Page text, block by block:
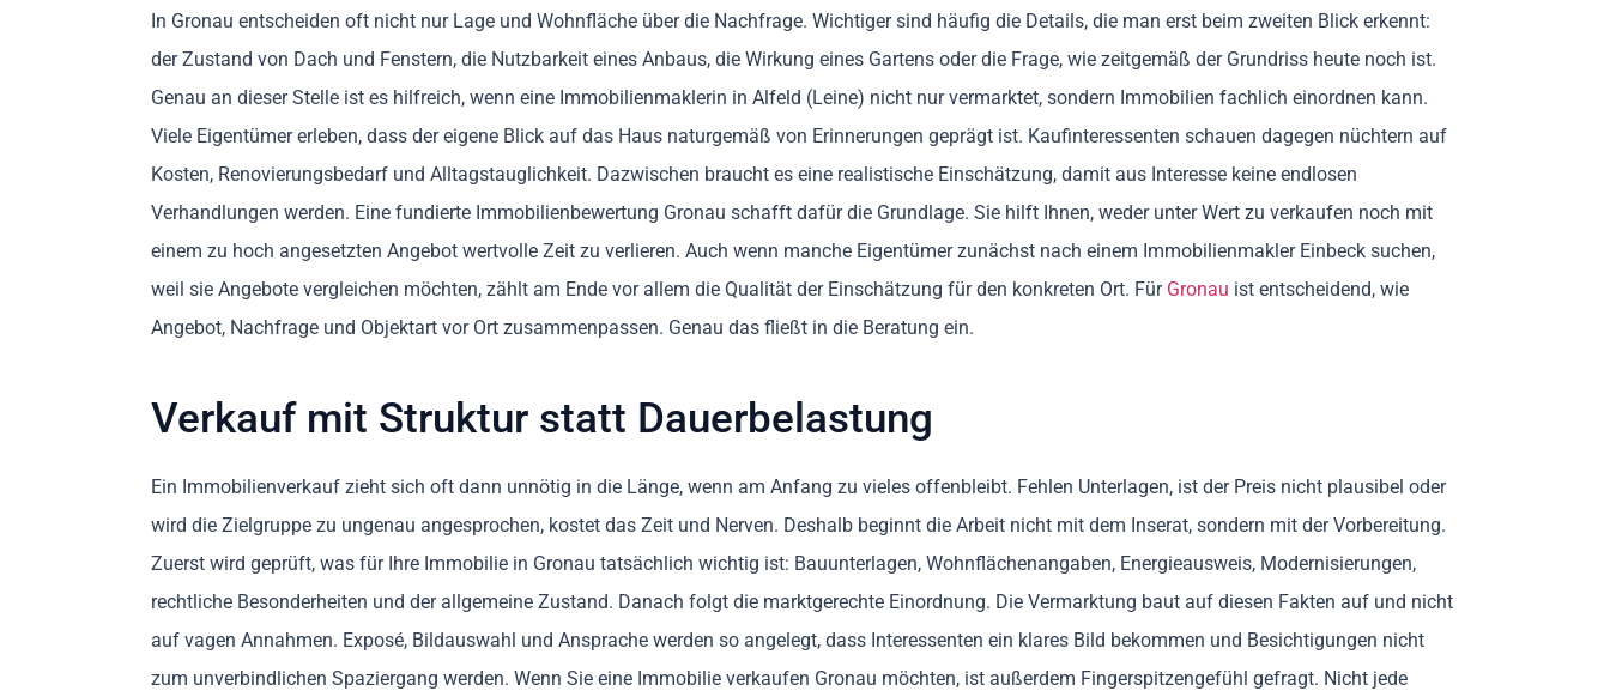
In Gronau entscheiden oft nicht nur Lage und Wohnfläche über die Nachfrage. Wichtiger sind häufig die Details, die man erst beim zweiten Blick erkennt:
der Zustand von Dach und Fenstern, die Nutzbarkeit eines Anbaus, die Wirkung eines Gartens oder die Frage, wie zeitgemäß der Grundriss heute noch ist.
Genau an dieser Stelle ist es hilfreich, wenn eine Immobilienmaklerin in Alfeld (Leine) nicht nur vermarktet, sondern Immobilien fachlich einordnen kann.
Viele Eigentümer erleben, dass der eigene Blick auf das Haus naturgemäß von Erinnerungen geprägt ist. Kaufinteressenten schauen dagegen nüchtern auf
Kosten, Renovierungsbedarf und Alltagstauglichkeit. Dazwischen braucht es eine realistische Einschätzung, damit aus Interesse keine endlosen
Verhandlungen werden. Eine fundierte Immobilienbewertung Gronau schafft dafür die Grundlage. Sie hilft Ihnen, weder unter Wert zu verkaufen noch mit
einem zu hoch angesetzten Angebot wertvolle Zeit zu verlieren. Auch wenn manche Eigentümer zunächst nach einem Immobilienmakler Einbeck suchen,
weil sie Angebote vergleichen möchten, zählt am Ende vor allem die Qualität der Einschätzung für den konkreten Ort. Für Gronau ist entscheidend, wie
Angebot, Nachfrage und Objektart vor Ort zusammenpassen. Genau das fließt in die Beratung ein.
Verkauf mit Struktur statt Dauerbelastung
Ein Immobilienverkauf zieht sich oft dann unnötig in die Länge, wenn am Anfang zu vieles offenbleibt. Fehlen Unterlagen, ist der Preis nicht plausibel oder
wird die Zielgruppe zu ungenau angesprochen, kostet das Zeit und Nerven. Deshalb beginnt die Arbeit nicht mit dem Inserat, sondern mit der Vorbereitung.
Zuerst wird geprüft, was für Ihre Immobilie in Gronau tatsächlich wichtig ist: Bauunterlagen, Wohnflächenangaben, Energieausweis, Modernisierungen,
rechtliche Besonderheiten und der allgemeine Zustand. Danach folgt die marktgerechte Einordnung. Die Vermarktung baut auf diesen Fakten auf und nicht
auf vagen Annahmen. Exposé, Bildauswahl und Ansprache werden so angelegt, dass Interessenten ein klares Bild bekommen und Besichtigungen nicht
zum unverbindlichen Spaziergang werden. Wenn Sie eine Immobilie verkaufen Gronau möchten, ist außerdem Fingerspitzengefühl gefragt. Nicht jede